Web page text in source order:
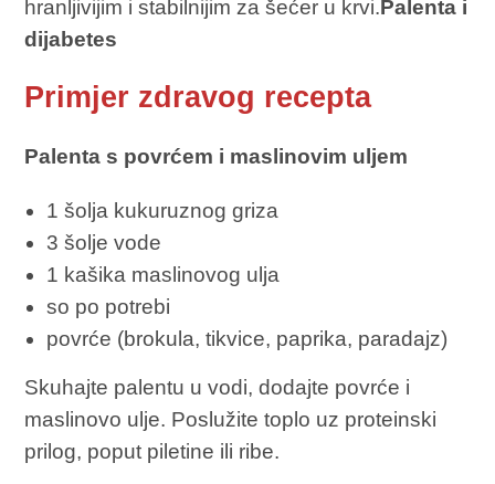
hranljivijim i stabilnijim za šećer u krvi. Palenta i
dijabetes
Primjer zdravog recepta
Palenta s povrćem i maslinovim uljem
1 šolja kukuruznog griza
3 šolje vode
1 kašika maslinovog ulja
so po potrebi
povrće (brokula, tikvice, paprika, paradajz)
Skuhajte palentu u vodi, dodajte povrće i
maslinovo ulje. Poslužite toplo uz proteinski
prilog, poput piletine ili ribe.